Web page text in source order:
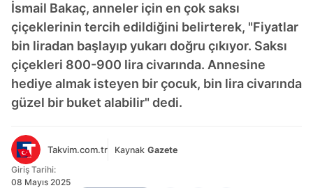
İsmail Bakaç, anneler için en çok saksı
çiçeklerinin tercih edildiğini belirterek, "Fiyatlar
bin liradan başlayıp yukarı doğru çıkıyor. Saksı
çiçekleri 800-900 lira civarında. Annesine
hediye almak isteyen bir çocuk, bin lira civarında
güzel bir buket alabilir" dedi.
Takvim.com.tr Kaynak Gazete
Giriş Tarihi:
08 Mayıs 2025